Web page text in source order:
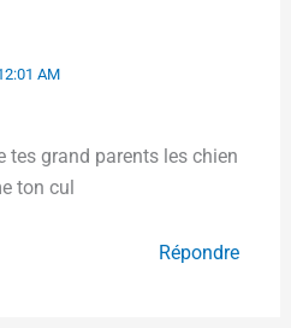
AM
tes grand parents les chien
ton cul
Répondre